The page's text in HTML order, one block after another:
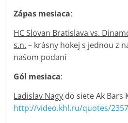
Zápas mesiaca:
HC Slovan Bratislava vs.
s.n. – krásny hokej s jednou z
našom podaní
Gól mesiaca:
Ladislav Nagy do siete Ak Bars
http://video.khl.ru/quotes/